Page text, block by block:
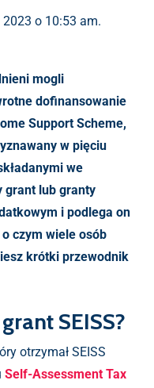
o 10:53 am.
mogli
dofinansowanie
Support Scheme,
w pięciu
we
grant lub granty
i podlega on
czym wiele osób
krótki przewodnik
SEISS?
otrzymał SEISS
Self-Assessment Tax